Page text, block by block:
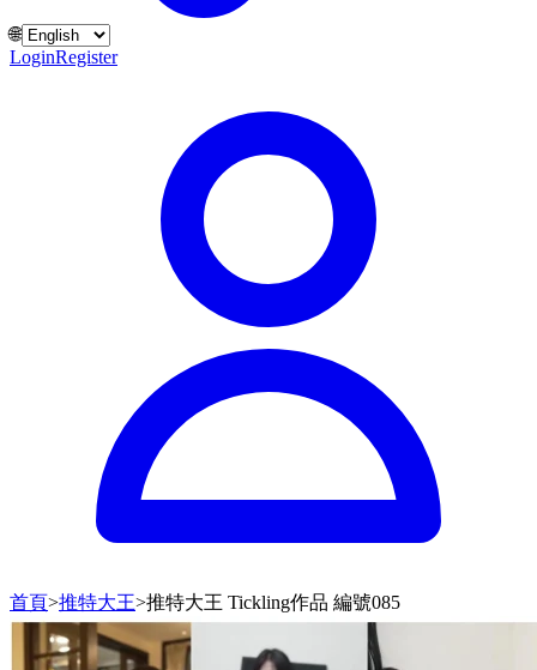
🌐
LoginRegister
首頁>推特大王>推特大王 Tickling作品 編號085